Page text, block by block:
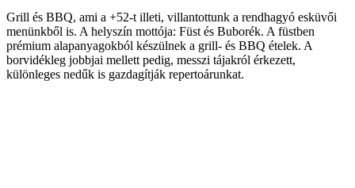
Grill és BBQ, ami a +52-t illeti, villantottunk a rendhagyó esküvői
menünkből is. A helyszín mottója: Füst és Buborék. A füstben
prémium alapanyagokból készülnek a grill- és BBQ ételek. A
borvidékleg jobbjai mellett pedig, messzi tájakról érkezett,
különleges nedűk is gazdagítják repertoárunkat.